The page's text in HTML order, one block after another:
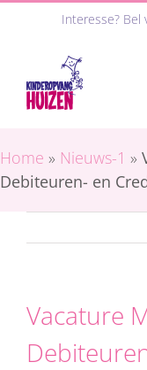
Interesse? Bel
Home » Nieuws-1 »
Debiteuren- en
Vacature